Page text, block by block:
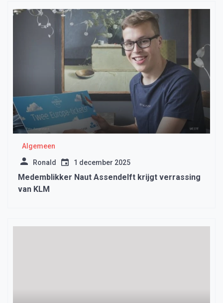
Algemeen
Ronald 1 december 2025
Medemblikker Naut Assendelft krijgt verrassing
van KLM